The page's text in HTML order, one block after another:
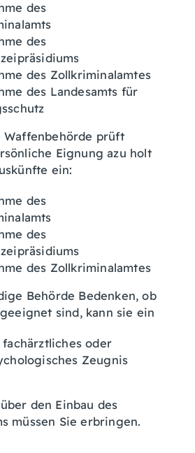
des
des
des Zollkriminalamtes
des Landesamts für
Waffenbehörde prüft
Eignung azu holt
ein:
des
des
des Zollkriminalamtes
Behörde Bedenken, ob
sind, kann sie ein
oder
Zeugnis
den Einbau des
müssen Sie erbringen.